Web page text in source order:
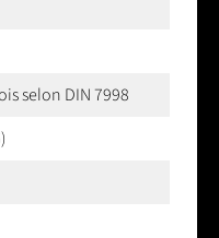
selon DIN 7998